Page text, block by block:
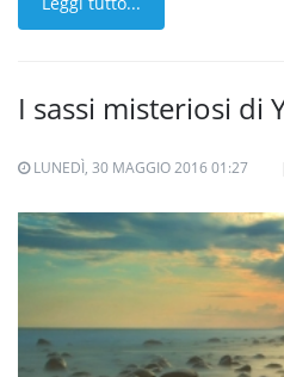
I sassi misteriosi di
LUNEDÌ, 30 MAGGIO 2016 01:27